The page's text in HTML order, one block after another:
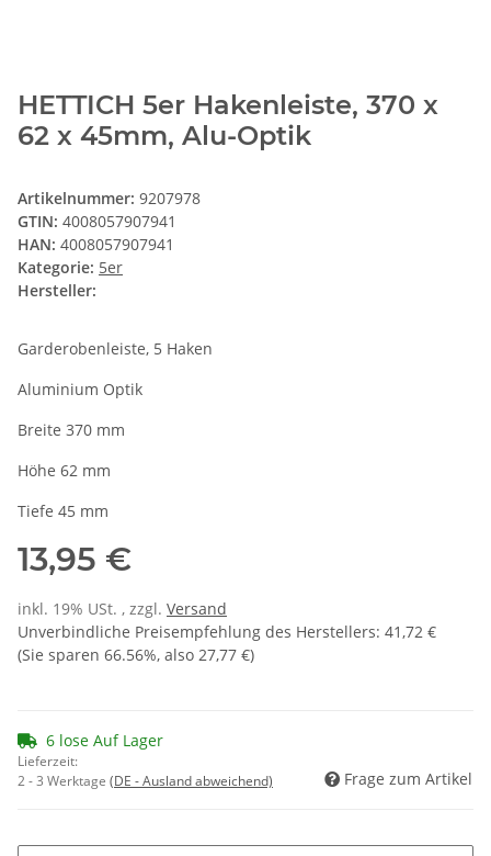
HETTICH 5er Hakenleiste, 370 x
62 x 45mm, Alu-Optik
Artikelnummer: 9207978
GTIN: 4008057907941
HAN: 4008057907941
Kategorie: 5er
Hersteller:
Garderobenleiste, 5 Haken
Aluminium Optik
Breite 370 mm
Höhe 62 mm
Tiefe 45 mm
13,95 €
inkl. 19% USt. , zzgl. Versand
Unverbindliche Preisempfehlung des Herstellers: 41,72 €
(Sie sparen 66.56%, also 27,77 €)
6 lose Auf Lager
Lieferzeit:
2 - 3 Werktage (DE - Ausland abweichend) Frage zum Artikel